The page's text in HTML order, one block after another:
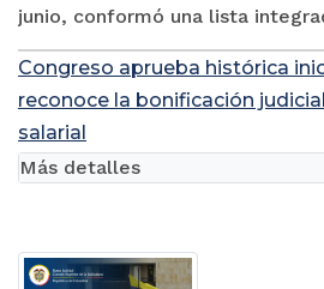
junio, conformó una lista
Congreso aprueba histórica
reconoce la bonificación
salarial
Más detalles